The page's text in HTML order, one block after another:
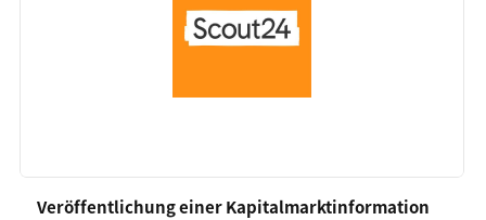
Veröffentlichung einer Kapitalmarktinformation